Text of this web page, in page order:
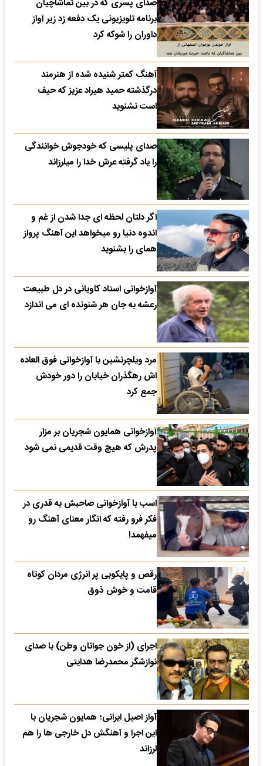
صدای پسری که در بین تماشاچیان
برنامه تلویزیونی یک دفعه زد زیر آواز
داوران را شوکه کرد
آهنگ کمتر شنیده شده از هنرمند
درگذشته حمید هیراد عزیز که حیف
است نشنوید
صدای پلیسی که خودجوش خوانندگی
را یاد گرفته عرش خدا را میلرزاند
اگر دلتان لحظه ای جدا شدن از غم و
اندوه دنیا رو میخواهد این آهنگ پرواز
همای را بشنوید
آوازخوانی استاد کاویانی در دل طبیعت
رعشه به جان هر شنونده ای می اندازد
مرد ویلچرنشین با آوازخوانی فوق العاده
اش رهگذران خیابان را دور خودش
جمع کرد
آوازخوانی همایون شجریان بر مزار
پدرش که هیچ وقت قدیمی نمی شود
اسب با آوازخوانی صاحبش به قدری در
فکر فرو رفته که انگار معنای آهنگ رو
میفهمد!
رقص و پایکوبی پر انرژی مردان کوتاه
قامت و خوش ذوق
اجرای (از خون جوانان وطن) با صدای
نوازشگر محمدرضا هدایتی
آواز اصیل ایرانی؛ همایون شجریان با
این اجرا و آهنگش دل خارجی ها را هم
لرزاند